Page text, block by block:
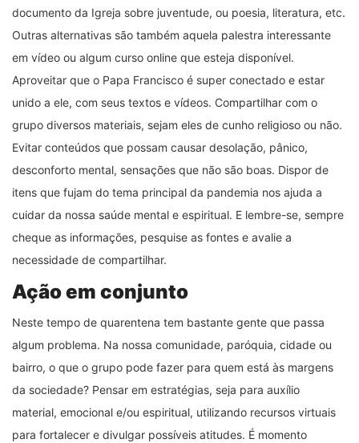
documento da Igreja sobre juventude, ou poesia, literatura, etc.
Outras alternativas são também aquela palestra interessante
em vídeo ou algum curso online que esteja disponível.
Aproveitar que o Papa Francisco é super conectado e estar
unido a ele, com seus textos e vídeos. Compartilhar com o
grupo diversos materiais, sejam eles de cunho religioso ou não.
Evitar conteúdos que possam causar desolação, pânico,
desconforto mental, sensações que não são boas. Dispor de
itens que fujam do tema principal da pandemia nos ajuda a
cuidar da nossa saúde mental e espiritual. E lembre-se, sempre
cheque as informações, pesquise as fontes e avalie a
necessidade de compartilhar.
Ação em conjunto
Neste tempo de quarentena tem bastante gente que passa
algum problema. Na nossa comunidade, paróquia, cidade ou
bairro, o que o grupo pode fazer para quem está às margens
da sociedade? Pensar em estratégias, seja para auxílio
material, emocional e/ou espiritual, utilizando recursos virtuais
para fortalecer e divulgar possíveis atitudes. É momento